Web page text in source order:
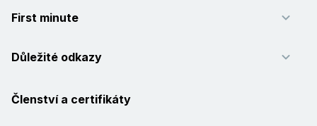
First minute
Důležité odkazy
Členství a certifikáty